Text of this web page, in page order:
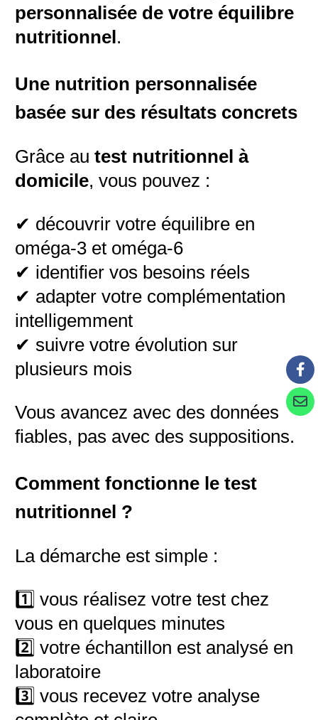
personnalisée de votre équilibre
nutritionnel .
Une nutrition personnalisée
basée sur des résultats concrets
Grâce autest nutritionnel à
domicile, vous pouvez :
✔ découvrir votre équilibre en
oméga-3 et oméga-6
✔ identifier vos besoins réels
✔ adapter votre complémentation
intelligemment
✔ suivre votre évolution sur
plusieurs mois
Vous avancez avec des données
fiables, pas avec des suppositions.
Comment fonctionne le test
nutritionnel ?
La démarche est simple :
1️⃣ vous réalisez votre test chez
vous en quelques minutes
2️⃣ votre échantillon est analysé en
laboratoire
3️⃣ vous recevez votre analyse